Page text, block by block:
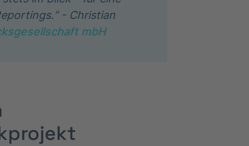
- Christian
mbH